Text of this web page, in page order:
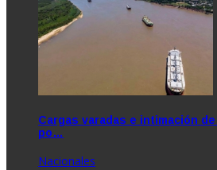
Cargas varadas e intimación
po…
Nacionales